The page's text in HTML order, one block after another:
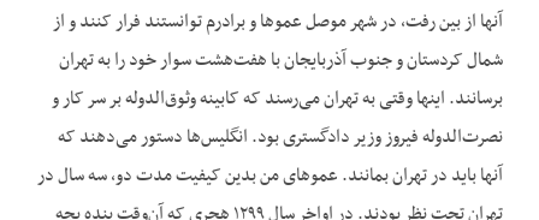
آنها از بین رفت، در شهر موصل عموها و برادرم توانستند فرار کنند و از
شمال کردستان و جنوب آذربایجان با هفت‌‌هشت سوار خود را به تهران
برسانند. اینها وقتی به تهران می‌‌رسند که کابینه وثوق‌‌الدوله بر سر کار و
نصرت‌‌الدوله فیروز وزیر دادگستری بود. انگلیس‌‌ها دستور می‌‌دهند که
آنها باید در تهران بمانند. عموهای من بدین کیفیت مدت دو، سه سال در